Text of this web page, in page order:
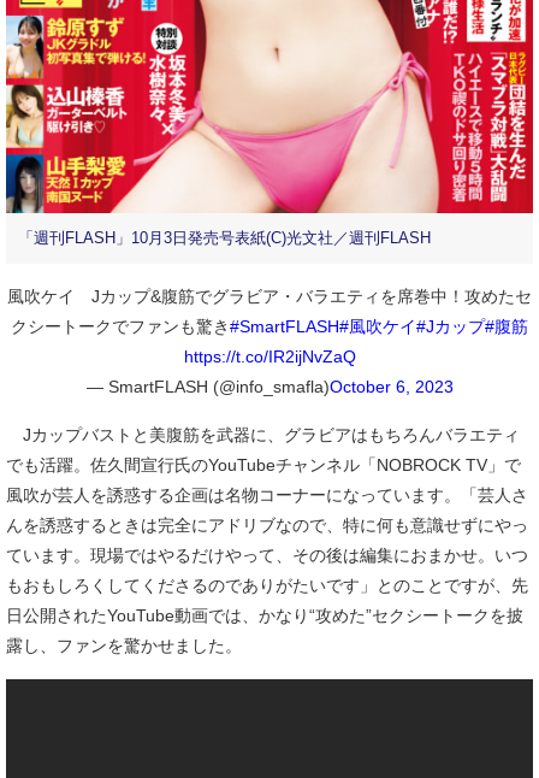
「週刊FLASH」10月3日発売号表紙(C)光文社／週刊FLASH
風吹ケイ Jカップ&腹筋でグラビア・バラエティを席巻中！攻めたセ
クシートークでファンも驚き#SmartFLASH#風吹ケイ#Jカップ#腹筋
https://t.co/IR2ijNvZaQ
— SmartFLASH (@info_smafla)October 6, 2023
Jカップバストと美腹筋を武器に、グラビアはもちろんバラエティ
でも活躍。佐久間宣行氏のYouTubeチャンネル「NOBROCK TV」で
風吹が芸人を誘惑する企画は名物コーナーになっています。「芸人さ
んを誘惑するときは完全にアドリブなので、特に何も意識せずにやっ
ています。現場ではやるだけやって、その後は編集におまかせ。いつ
もおもしろくしてくださるのでありがたいです」とのことですが、先
日公開されたYouTube動画では、かなり“攻めた”セクシートークを披
露し、ファンを驚かせました。